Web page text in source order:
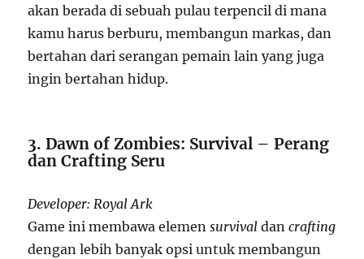
akan berada di sebuah pulau terpencil di mana
kamu harus berburu, membangun markas, dan
bertahan dari serangan pemain lain yang juga
ingin bertahan hidup.
3. Dawn of Zombies: Survival – Perang
dan Crafting Seru
Developer: Royal Ark
Game ini membawa elemensurvival dancrafting
dengan lebih banyak opsi untuk membangun